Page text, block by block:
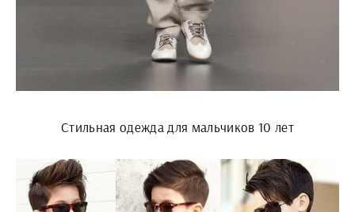
Стильная одежда для мальчиков 10 лет